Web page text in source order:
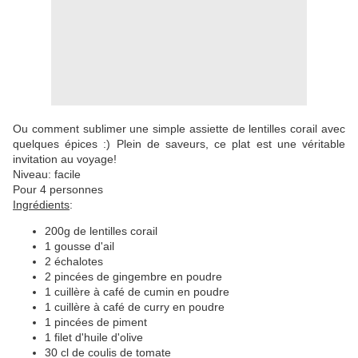
Ou comment sublimer une simple assiette de lentilles corail avec
quelques épices :) Plein de saveurs, ce plat est une véritable
invitation au voyage!
Niveau: facile
Pour 4 personnes
Ingrédients:
200g de lentilles corail
1 gousse d'ail
2 échalotes
2 pincées de gingembre en poudre
1 cuillère à café de cumin en poudre
1 cuillère à café de curry en poudre
1 pincées de piment
1 filet d'huile d'olive
30 cl de coulis de tomate